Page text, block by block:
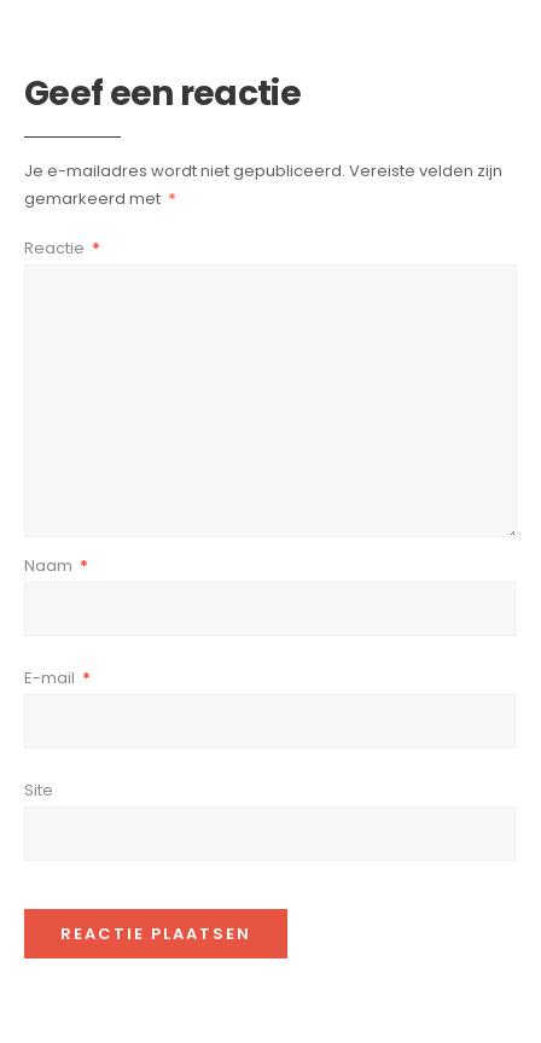
Geef een reactie
Je e-mailadres wordt niet gepubliceerd. Vereiste velden zijn
gemarkeerd met *
Reactie *
Naam *
E-mail *
Site